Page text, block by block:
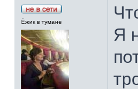
Ёжик в тумане
Я